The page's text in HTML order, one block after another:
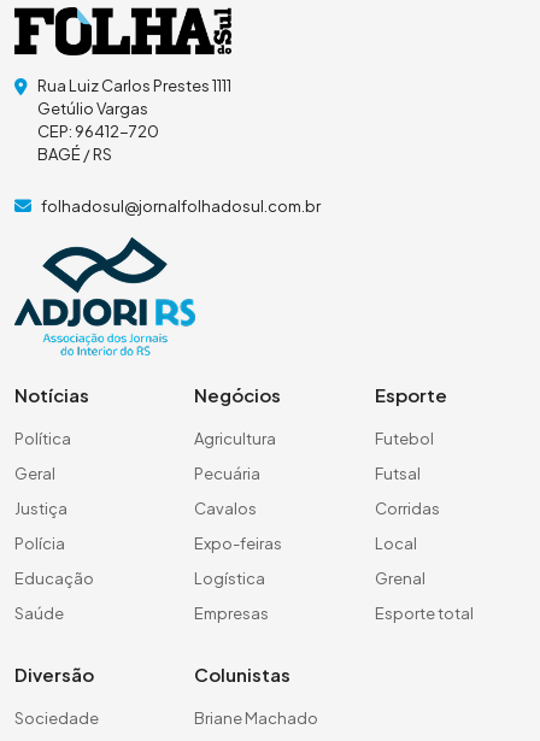
Rua Luiz Carlos Prestes 1111
Getúlio Vargas
CEP: 96412-720
BAGÉ / RS
folhadosul@jornalfolhadosul.com.br
Notícias
Política
Geral
Justiça
Polícia
Educação
Saúde
Negócios
Agricultura
Pecuária
Cavalos
Expo-feiras
Logística
Empresas
Esporte
Futebol
Futsal
Corridas
Local
Grenal
Esporte total
Diversão
Sociedade
Colunistas
Briane Machado